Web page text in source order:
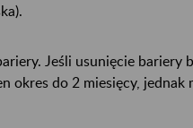
Jeśli usunięcie bariery
okres do 2 miesięcy, jednak